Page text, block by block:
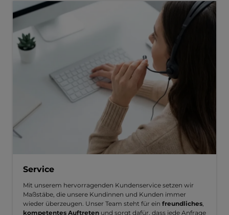
Service
Mit unserem hervorragenden Kundenservice setzen wir
Maßstäbe, die unsere Kundinnen und Kunden immer
wieder überzeugen. Unser Team steht für ein freundliches
kompetentes Auftreten und sorgt dafür, dass jede Anfrage